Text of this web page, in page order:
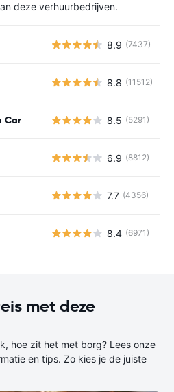
deze verhuurbedrijven.
8.9 (7437)
8.8 (11512)
Car 8.5 (5291)
6.9 (8812)
7.7 (4356)
8.4 (6971)
met deze
hoe zit het met borg? Lees onze
en tips. Zo kies je de juiste